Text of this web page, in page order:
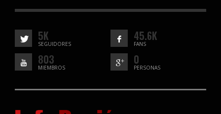
5K
SEGUIDORES
45.6K
FANS
803
MIEMBROS
0
PERSONAS